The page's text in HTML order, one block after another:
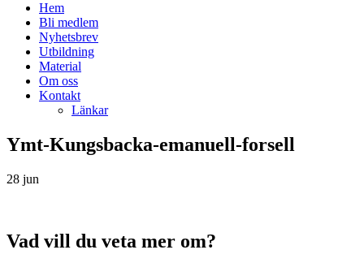
Hem
Bli medlem
Nyhetsbrev
Utbildning
Material
Om oss
Kontakt
Länkar
Ymt-Kungsbacka-emanuell-forsell
28 jun
Vad vill du veta mer om?